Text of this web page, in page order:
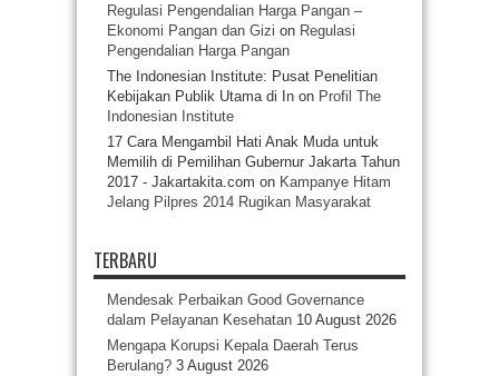
Regulasi Pengendalian Harga Pangan –
Ekonomi Pangan dan Gizi on Regulasi
Pengendalian Harga Pangan
The Indonesian Institute: Pusat Penelitian
Kebijakan Publik Utama di In on Profil The
Indonesian Institute
17 Cara Mengambil Hati Anak Muda untuk
Memilih di Pemilihan Gubernur Jakarta Tahun
2017 - Jakartakita.com on Kampanye Hitam
Jelang Pilpres 2014 Rugikan Masyarakat
TERBARU
Mendesak Perbaikan Good Governance
dalam Pelayanan Kesehatan 10 August 2026
Mengapa Korupsi Kepala Daerah Terus
Berulang? 3 August 2026